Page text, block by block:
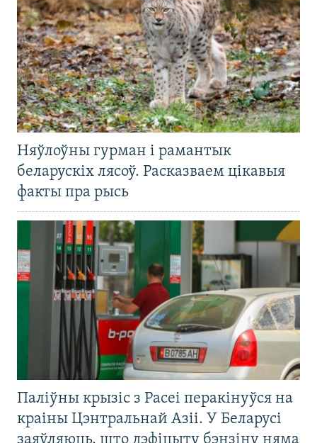
Няўлоўны гурман і рамантык
беларускіх лясоў. Расказваем цікавыя
факты пра рысь
Паліўны крызіс з Расеі перакінуўся на
краіны Цэнтральнай Азіі. У Беларусі